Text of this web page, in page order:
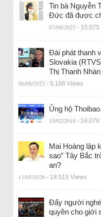
Tin bà Nguyễn
Đức đã được
07/08/2023 - 15.075
Đài phát thanh
Slovakia
Thị Thanh
06/08/2023 - 5.166 Views
Ủng hộ
15/02/2018 - 24.076
Mai Hoàng lập
sao” Tây Bắc
an?
11/05/2026 - 18.515 Views
Đẩy người
quyền cho giới